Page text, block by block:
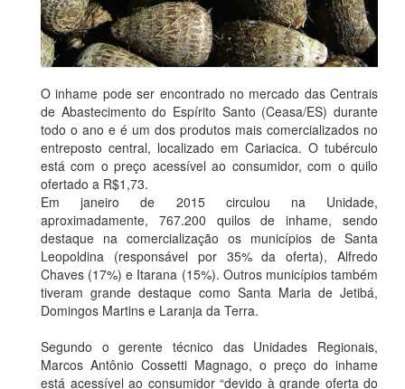
O inhame pode ser encontrado no mercado das Centrais
de Abastecimento do Espírito Santo (Ceasa/ES) durante
todo o ano e é um dos produtos mais comercializados no
entreposto central, localizado em Cariacica. O tubérculo
está com o preço acessível ao consumidor, com o quilo
ofertado a R$1,73.
Em janeiro de 2015 circulou na Unidade,
aproximadamente, 767.200 quilos de inhame, sendo
destaque na comercialização os municípios de Santa
Leopoldina (responsável por 35% da oferta), Alfredo
Chaves (17%) e Itarana (15%). Outros municípios também
tiveram grande destaque como Santa Maria de Jetibá,
Domingos Martins e Laranja da Terra.
Segundo o gerente técnico das Unidades Regionais,
Marcos Antônio Cossetti Magnago, o preço do inhame
está acessível ao consumidor “devido à grande oferta do